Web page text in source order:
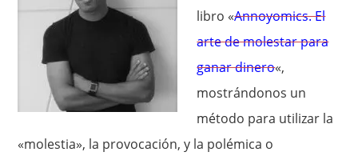
libro «Annoyomics. El
arte de molestar para
ganar dinero«,
mostrándonos un
método para utilizar la
«molestia», la provocación, y la polémica o